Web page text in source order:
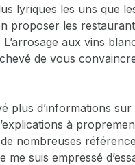
lyriques les uns que
proposer les
aux vins
de vous convaincre
plus d’informations
à
nombreuses
me suis empressé